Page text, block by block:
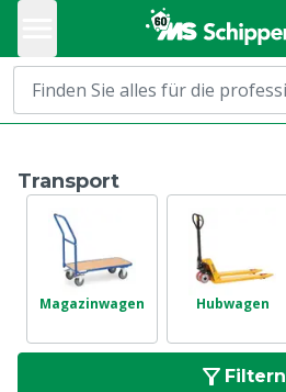
Transport
Magazinwagen Hubwagen
Filtern